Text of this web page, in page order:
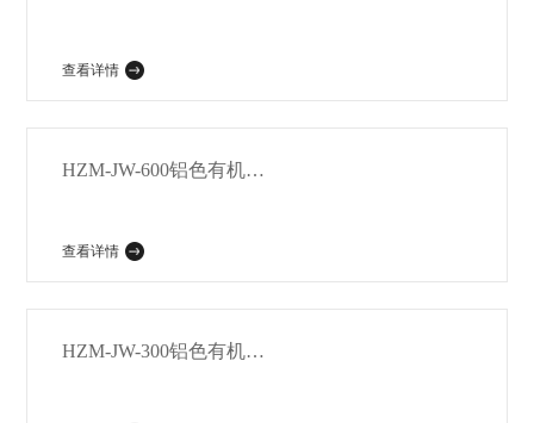
查看详情
HZM-JW-600铝色有机硅耐高温专用漆
查看详情
HZM-JW-300铝色有机硅耐高温专用漆